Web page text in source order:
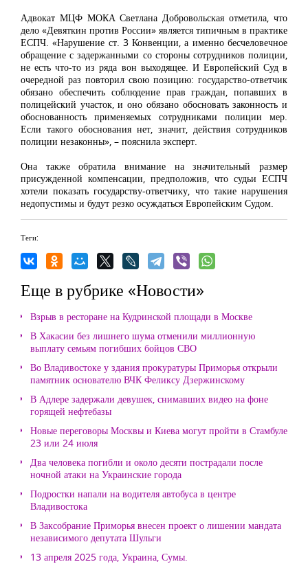
Адвокат МЦФ МОКА Светлана Добровольская отметила, что
дело «Девяткин против России» является типичным в практике
ЕСПЧ. «Нарушение ст. 3 Конвенции, а именно бесчеловечное
обращение с задержанными со стороны сотрудников полиции,
не есть что-то из ряда вон выходящее. И Европейский Суд в
очередной раз повторил свою позицию: государство-ответчик
обязано обеспечить соблюдение прав граждан, попавших в
полицейский участок, и оно обязано обосновать законность и
обоснованность применяемых сотрудниками полиции мер.
Если такого обоснования нет, значит, действия сотрудников
полиции незаконны», – пояснила эксперт.
Она также обратила внимание на значительный размер
присужденной компенсации, предположив, что судьи ЕСПЧ
хотели показать государству-ответчику, что такие нарушения
недопустимы и будут резко осуждаться Европейским Судом.
Теги:
Еще в рубрике «Новости»
Взрыв в ресторане на Кудринской площади в Москве
В Хакасии без лишнего шума отменили миллионную
выплату семьям погибших бойцов СВО
Во Владивостоке у здания прокуратуры Приморья открыли
памятник основателю ВЧК Феликсу Дзержинскому
В Адлере задержали девушек, снимавших видео на фоне
горящей нефтебазы
Новые переговоры Москвы и Киева могут пройти в Стамбуле
23 или 24 июля
Два человека погибли и около десяти пострадали после
ночной атаки на Украинские города
Подростки напали на водителя автобуса в центре
Владивостока
В Заксобрание Приморья внесен проект о лишении мандата
независимого депутата Шульги
13 апреля 2025 года, Украина, Сумы.